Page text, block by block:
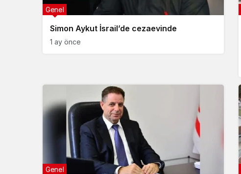
Simon Aykut İsrail’de cezaevinde
Genel
1 ay önce
Genel